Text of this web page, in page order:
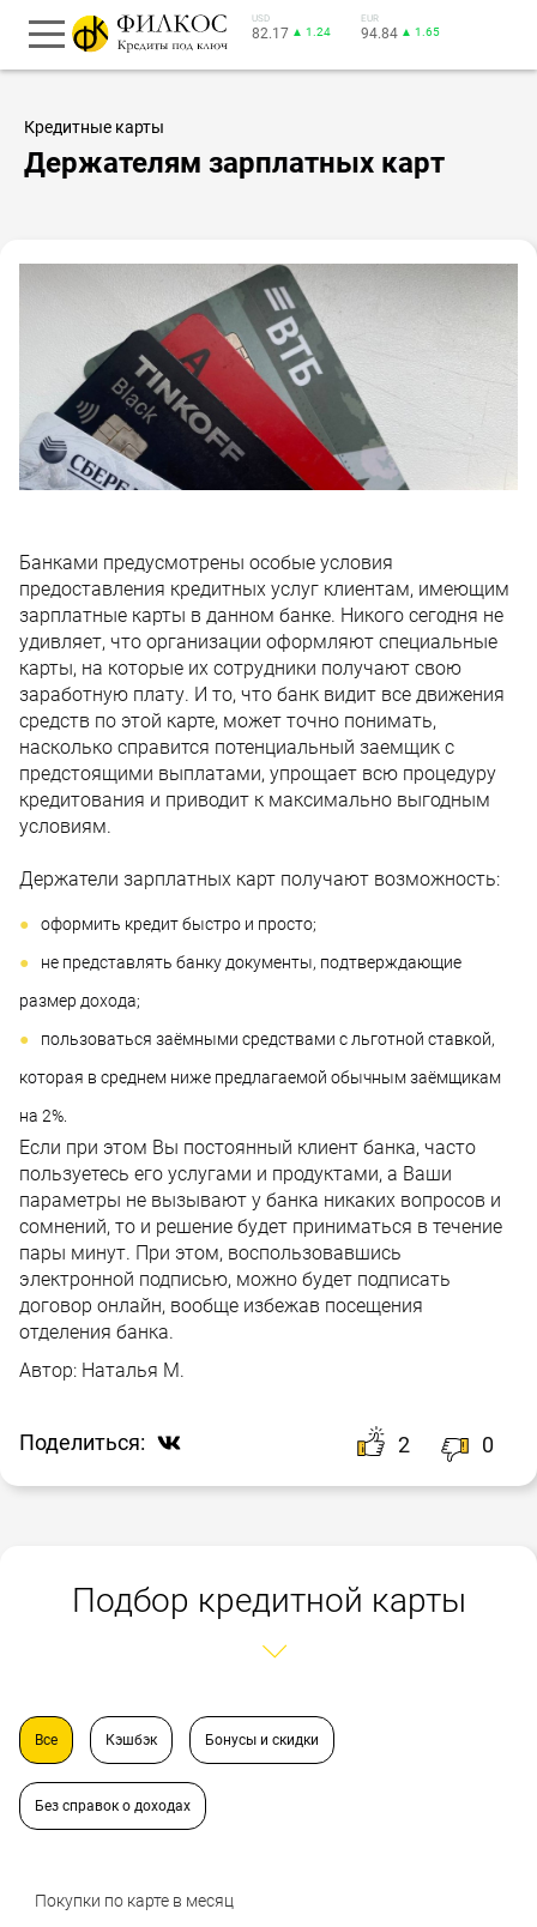
USD
82.17 ▲ 1.24
EUR
94.84 ▲ 1.65
Кредитные карты
Держателям зарплатных карт
Банками предусмотрены особые условия
предоставления кредитных услуг клиентам, имеющим
зарплатные карты в данном банке. Никого сегодня не
удивляет, что организации оформляют специальные
карты, на которые их сотрудники получают свою
заработную плату. И то, что банк видит все движения
средств по этой карте, может точно понимать,
насколько справится потенциальный заемщик с
предстоящими выплатами, упрощает всю процедуру
кредитования и приводит к максимально выгодным
условиям.
Держатели зарплатных карт получают возможность:
оформить кредит быстро и просто;
не представлять банку документы, подтверждающие
размер дохода;
пользоваться заёмными средствами с льготной ставкой,
которая в среднем ниже предлагаемой обычным заёмщикам
на 2%.
Если при этом Вы постоянный клиент банка, часто
пользуетесь его услугами и продуктами, а Ваши
параметры не вызывают у банка никаких вопросов и
сомнений, то и решение будет приниматься в течение
пары минут. При этом, воспользовавшись
электронной подписью, можно будет подписать
договор онлайн, вообще избежав посещения
отделения банка.
Автор: Наталья М.
Поделиться: 2 0
Подбор кредитной карты
Все Кэшбэк Бонусы и скидки
Без справок о доходах
Покупки по карте в месяц